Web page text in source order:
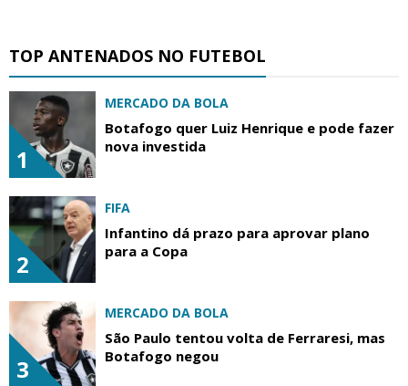
TOP ANTENADOS NO FUTEBOL
1
MERCADO DA BOLA
Botafogo quer Luiz Henrique e pode fazer
nova investida
2
FIFA
Infantino dá prazo para aprovar plano
para a Copa
3
MERCADO DA BOLA
São Paulo tentou volta de Ferraresi, mas
Botafogo negou